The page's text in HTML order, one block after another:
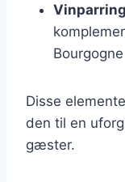
Vinparring
Disse
den til en
gæster.